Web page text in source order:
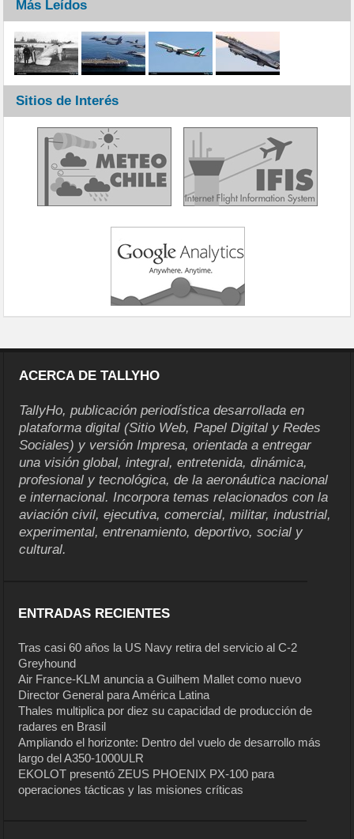
Más Leídos
Sitios de Interés
ACERCA DE TALLYHO
TallyHo, publicación periodística desarrollada en
plataforma digital (Sitio Web, Papel Digital y Redes
Sociales) y versión Impresa, orientada a entregar
una visión global, integral, entretenida, dinámica,
profesional y tecnológica, de la aeronáutica nacional
e internacional. Incorpora temas relacionados con la
aviación civil, ejecutiva, comercial, militar, industrial,
experimental, entrenamiento, deportivo, social y
cultural.
ENTRADAS RECIENTES
Tras casi 60 años la US Navy retira del servicio al C-2
Greyhound
Air France-KLM anuncia a Guilhem Mallet como nuevo
Director General para América Latina
Thales multiplica por diez su capacidad de producción de
radares en Brasil
Ampliando el horizonte: Dentro del vuelo de desarrollo más
largo del A350-1000ULR
EKOLOT presentó ZEUS PHOENIX PX-100 para
operaciones tácticas y las misiones críticas